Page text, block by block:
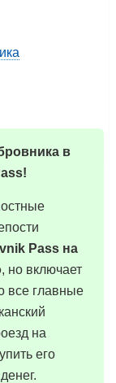
в
Pass на
, но включает
все главные
на
его